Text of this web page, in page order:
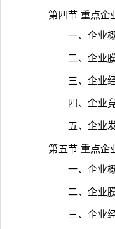
第四节 重点企业
一、企业概
二、企业膜
三、企业经
四、企业竞
五、企业发
第五节 重点企业
一、企业概
二、企业膜
三、企业经